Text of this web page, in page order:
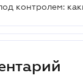
контролем: